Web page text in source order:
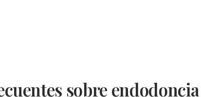
sobre